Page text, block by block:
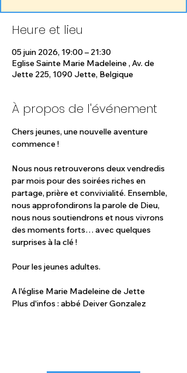
Heure et lieu
05 juin 2026, 19:00 – 21:30
Eglise Sainte Marie Madeleine , Av. de
Jette 225, 1090 Jette, Belgique
À propos de l'événement
Chers jeunes, une nouvelle aventure
commence !
Nous nous retrouverons deux vendredis
par mois pour des soirées riches en
partage, prière et convivialité. Ensemble,
nous approfondirons la parole de Dieu,
nous nous soutiendrons et nous vivrons
des moments forts… avec quelques
surprises à la clé !
Pour les jeunes adultes.
A l'église Marie Madeleine de Jette
Plus d'infos : abbé Deiver Gonzalez